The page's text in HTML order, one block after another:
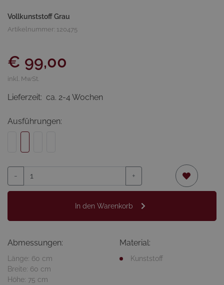
Vollkunststoff Grau
Artikelnummer: 120475
€ 99,00
inkl. MwSt.
Lieferzeit: ca. 2-4 Wochen
Ausführungen:
- +
In den Warenkorb
Abmessungen:
Länge: 60 cm
Breite: 60 cm
Höhe: 75 cm
Material:
Kunststoff